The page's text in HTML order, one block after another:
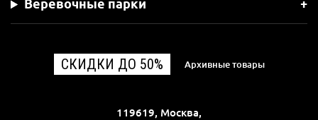
Веревочные парки
СКИДКИ ДО 50% Архивные товары
119619, Москва,